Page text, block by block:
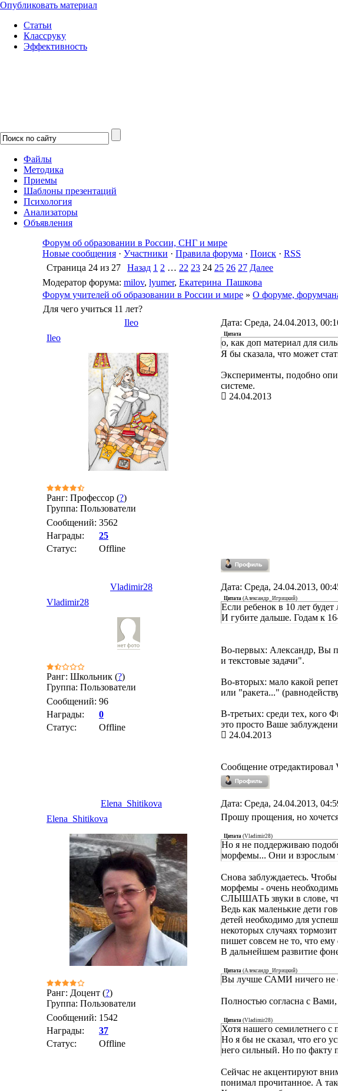
Опубликовать материал
Статьи
Классруку
Эффективность
Файлы
Методика
Приемы
Шаблоны презентаций
Психология
Анализаторы
Объявления
Форум об образовании в России, СНГ и мире
Новые сообщения · Участники · Правила форума · Поиск · RSS
Страница 24 из 27 Назад 1 2 … 22 23 24 25 26 27 Далее
Модератор форума: milov, lyumer, Екатерина_Пашкова
Форум учителей об образовании в России и мире » О форуме,
Для чего учиться 11 лет?
Ileo
Дата: Среда, 24.04.2013,
Ileo
Ранг: Профессор (?)
Группа: Пользователи
Сообщений: 3562
Награды:
25
Статус:
Offline
Цитата
o, как доп материал для
Я бы сказала, что может
Эксперименты, подобно
системе.
24.04.2013
Vladimir28 Дата: Среда, 24.04.2013,
Vladimir28
Ранг: Школьник (?)
Группа: Пользователи
Сообщений: 96
Награды:
0
Статус:
Offline
Цитата (Александр_Игрицкий)
Если ребенок в 10 лет
И губите дальше. Годам к
Во-первых: Александр, Вы
и текстовые задачи".
Во-вторых: мало какой
или "ракета..."
В-третьих: среди тех, кого
это просто Ваше
24.04.2013
Сообщение отредактировал
Elena_Shitikova Дата: Среда, 24.04.2013,
Elena_Shitikova
Ранг: Доцент (?)
Группа: Пользователи
Сообщений: 1542
Награды:
37
Статус:
Offline
Прошу прощения, но
Цитата (Vladimir28)
Но я не поддерживаю
морфемы... Они и взрослым
Снова заблуждаетесь.
морфемы - очень
СЛЫШАТЬ звуки в слове,
Ведь как маленькие дети
детей необходимо для
некоторых случаях
пишет совсем не то, что ему
В дальнейшем развитие
Цитата (Александр_Игрицкий)
Вы лучше САМИ ничего не
Полностью согласна с
Цитата (Vladimir28)
Хотя нашего семилетнего
Но я бы не сказал, что его
него сильный. Но по факту
Сейчас не акцентируют
понимал прочитанное. А